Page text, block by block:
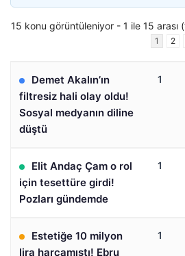
15 konu görüntüleniyor - 1 ile 15 arası
1 2
Demet Akalın’ın
filtresiz hali olay oldu!
Sosyal medyanın diline
düştü
1
Elit Andaç Çam o rol
için tesettüre girdi!
Pozları gündemde
1
Estetiğe 10 milyon
lira harcamıştı! Ebru
1